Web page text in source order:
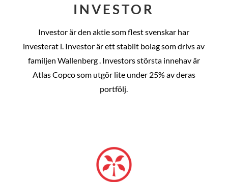
INVESTOR
Investor är den aktie som flest svenskar har
investerat i. Investor är ett stabilt bolag som drivs av
familjen Wallenberg . Investors största innehav är
Atlas Copco som utgör lite under 25% av deras
portfölj.